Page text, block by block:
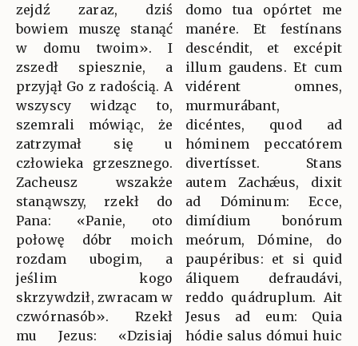
zejdź zaraz, dziś
bowiem muszę stanąć
w domu twoim». I
zszedł spiesznie, a
przyjął Go z radością. A
wszyscy widząc to,
szemrali mówiąc, że
zatrzymał się u
człowieka grzesznego.
Zacheusz wszakże
stanąwszy, rzekł do
Pana: «Panie, oto
połowę dóbr moich
rozdam ubogim, a
jeślim kogo
skrzywdził, zwracam w
czwórnasób». Rzekł
mu Jezus: «Dzisiaj
domo tua opórtet me
manére. Et festínans
descéndit, et excépit
illum gaudens. Et cum
vidérent omnes,
murmurábant,
dicéntes, quod ad
hóminem peccatórem
divertísset. Stans
autem Zachǽus, dixit
ad Dóminum: Ecce,
dimídium bonórum
meórum, Dómine, do
paupéribus: et si quid
áliquem defraudávi,
reddo quádruplum. Ait
Jesus ad eum: Quia
hódie salus dómui huic